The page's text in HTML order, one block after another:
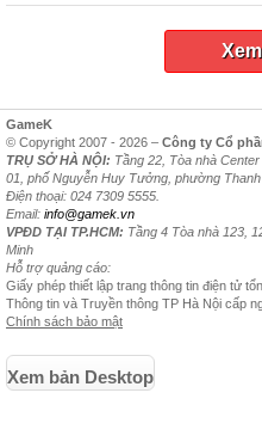
GameK
© Copyright 2007 - 2026 – Công ty Cổ
TRỤ SỞ HÀ NỘI: Tầng 22, Tòa nhà
01, phố Nguyễn Huy Tưởng, phường Thanh
Điện thoại: 024 7309 5555.
Email: info@gamek.vn
VPĐD TẠI TP.HCM: Tầng 4 Tòa nhà 123,
Minh
Hỗ trợ quảng cáo:
Giấy phép thiết lập trang thông tin điện tử
Thông tin và Truyền thông TP Hà Nội cấp
Chính sách bảo mật
Xem bản Desktop